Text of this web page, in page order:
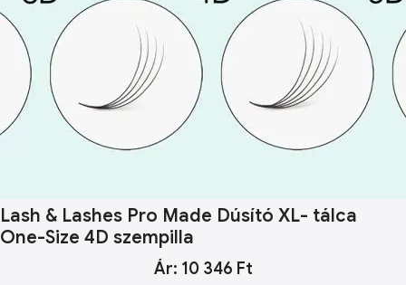
Lash & Lashes Pro Made Dúsító XL- tálca
One-Size 4D szempilla
Ár: 10 346 Ft